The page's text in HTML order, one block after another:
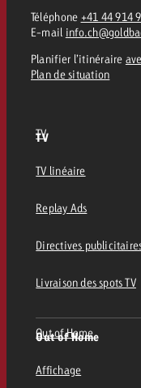
Téléphone +41 44 914
E-mail
Planifier l’itinéraire
Plan de situation
TV
TV
TV linéaire
Replay Ads
Directives
Livraison des spots TV
Out of Home
Out of Home
Affichage